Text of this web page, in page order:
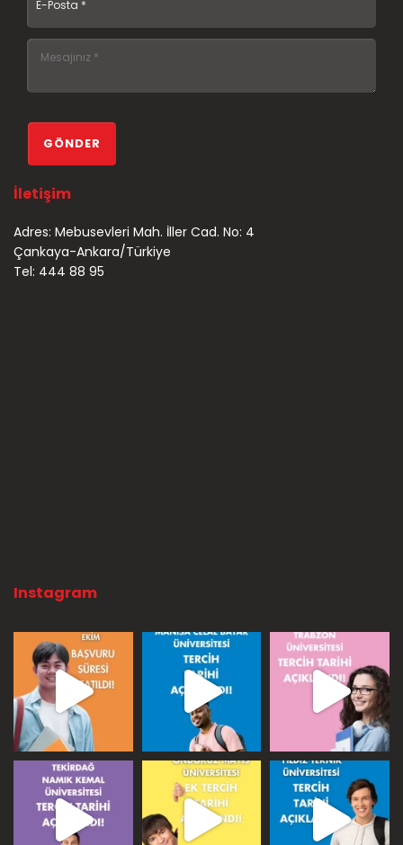
İletişim
Adres: Mebusevleri Mah. İller Cad. No: 4
Çankaya-Ankara/Türkiye
Tel: 444 88 95
Instagram